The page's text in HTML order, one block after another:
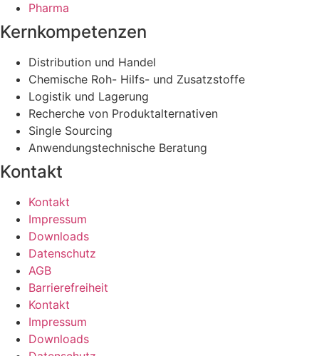
Pharma
Kernkompetenzen
Distribution und Handel
Chemische Roh- Hilfs- und Zusatzstoffe
Logistik und Lagerung
Recherche von Produktalternativen
Single Sourcing
Anwendungstechnische Beratung
Kontakt
Kontakt
Impressum
Downloads
Datenschutz
AGB
Barrierefreiheit
Kontakt
Impressum
Downloads